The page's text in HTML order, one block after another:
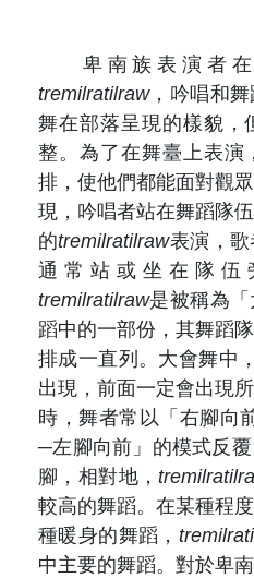
卑南族表演者在
tremilratilraw，吟唱和
舞在部落呈現的樣貌，
整。為了在舞臺上表演
排，使他們都能面對觀
現，吟唱者站在舞蹈隊
的tremilratilraw表演，歌
通常站或坐在隊伍
tremilratilraw是被稱為
蹈中的一部份，其舞蹈
排成一直列。大會舞中
出現，前面一定會出現
時，舞者常以「右腳向
─左腳向前」的模式反
腳，相對地，
較高的舞蹈。在某種程
種暖身的舞蹈，
中主要的舞蹈。對於卑